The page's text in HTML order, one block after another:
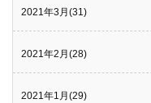
2021年3月(31)
2021年2月(28)
2021年1月(29)